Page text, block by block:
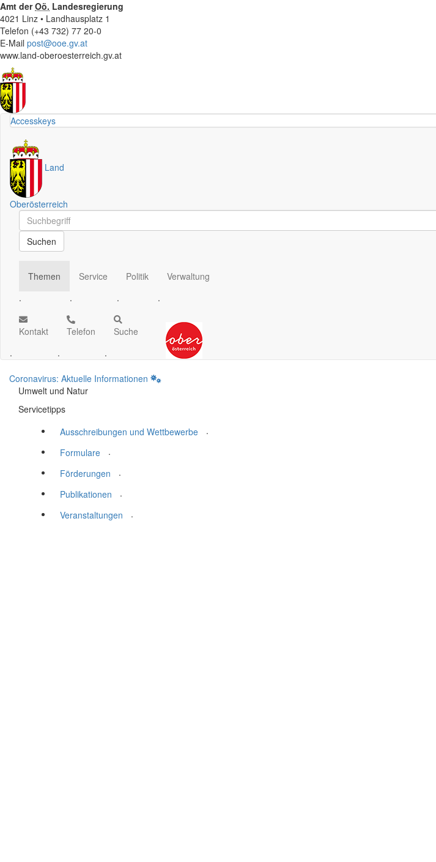
Amt derOö. Landesregierung
4021 Linz • Landhausplatz 1
Telefon (+43 732) 77 20-0
E-Mail post@ooe.gv.at
www.land-oberoesterreich.gv.at
Accesskeys
Land
Oberösterreich
Schnellsuche
Schnellsuche
Suchen
Themen
.
Service
.
Politik
.
Verwaltung
.
Kontakt
.
Telefon
.
Suche
.
Coronavirus: Aktuelle Informationen
Umwelt und Natur
Servicetipps
Ausschreibungen und Wettbewerbe
.
Formulare
.
Förderungen
.
Publikationen
.
Veranstaltungen
.